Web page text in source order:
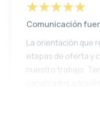
Comunicación
La orientación que
etapas de oferta y
nuestro trabajo.